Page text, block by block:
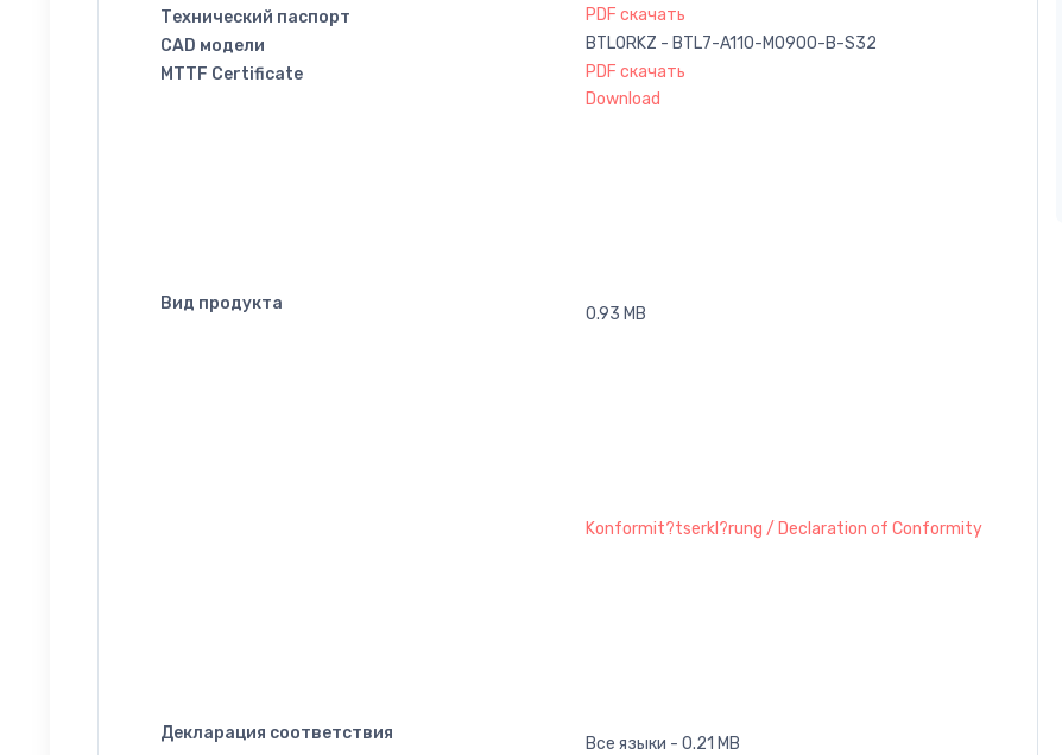
Технический паспорт
PDF скачать
CAD модели
BTL0RKZ - BTL7-A110-M0900-B-S32
MTTF Certificate
PDF скачать
Вид продукта
Download
0.93 MB
Декларация соответствия
Konformit?tserkl?rung / Declaration of Conformity
Все языки - 0.21 MB